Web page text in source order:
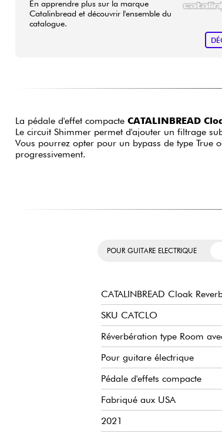
En apprendre plus sur la marque
Catalinbread et découvrir l'ensemble du
catalogue.
La pédale d'effet compacte CATALINBREAD
Le circuit Shimmer permet d'ajouter un filtrage
Vous pourrez opter pour un bypass de type True
progressivement.
POUR GUITARE ELECTRIQUE
CATALINBREAD Cloak
SKU CATCLO
Réverbération type Room
Pour guitare électrique
Pédale d'effets compacte
Fabriqué aux USA
2021